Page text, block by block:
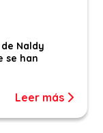
Naldy
se han
Leer más